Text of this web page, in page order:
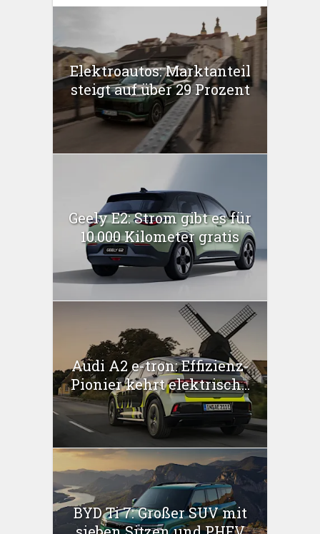
Elektroautos: Marktanteil
steigt auf über 29 Prozent
Geely E2: Strom gibt es für
10.000 Kilometer gratis
Audi A2 e-tron: Effizienz-
Pionier kehrt elektrisch...
BYD Ti 7: Großer SUV mit